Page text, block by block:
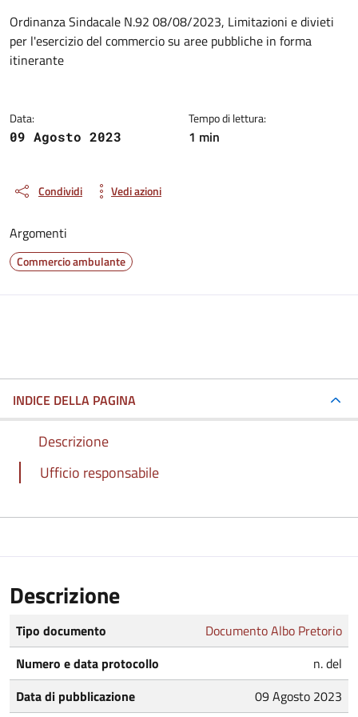
Dettagli del documento
Ordinanza Sindacale N.92 08/08/2023, Limitazioni e divieti
per l'esercizio del commercio su aree pubbliche in forma
itinerante
Data:
09 Agosto 2023
Tempo di lettura:
1 min
Condividi Vedi azioni
Argomenti
Commercio ambulante
INDICE DELLA PAGINA
Descrizione
Ufficio responsabile
Descrizione
Tipo documento
Documento Albo Pretorio
Numero e data protocollo
n. del
Data di pubblicazione
09 Agosto 2023